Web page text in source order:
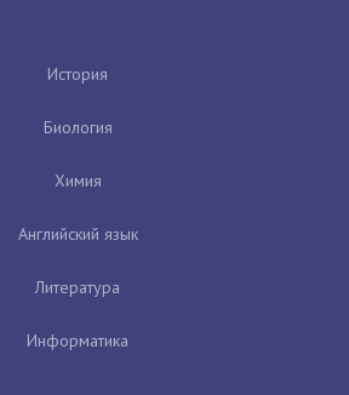
История
Биология
Химия
Английский язык
Литература
Информатика